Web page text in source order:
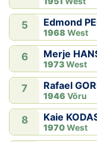
5 Edmond
1968 West
6 Merje
1973West
7 Rafael
1946 Võru
8 Kaie
1970West